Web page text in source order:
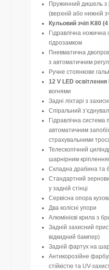
Пружинний дишель з
(верхній або нижній
Кульовий зчіп K80 (4
Гідравлічна
гідрозамком
Пневматична
з автоматичним
Ручне стоянкове
12 V LED освітлення
вогнями
Задні ліхтарі з
Спіральний
Гідравлічна система
автоматичним
страхувальними
Телескопічний
шарнірним
Складна драбина та
Стандартний
у задній стінці
Сервісна опора
Два колісні упори
Алюмінієві крила з
Задній захисний
відкидний бампер)
Задній фартух на
Антикорозійне
стійкістю та UV-